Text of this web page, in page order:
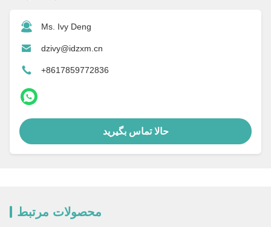
Ms. Ivy Deng
dzivy@idzxm.cn
+8617859772836
حالا تماس بگیرید
محصولات مرتبط